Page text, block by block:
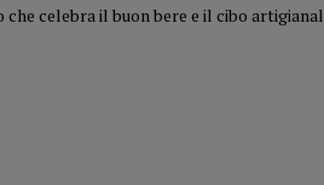
che celebra il buon bere e il cibo